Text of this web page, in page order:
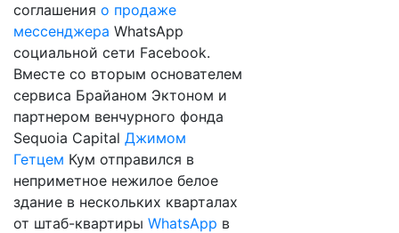
соглашения о продаже
мессенджера WhatsApp
социальной сети Facebook.
Вместе со вторым основателем
сервиса Брайаном Эктоном и
партнером венчурного фонда
Sequoia Capital Джимом
Гетцем Кум отправился в
неприметное нежилое белое
здание в нескольких кварталах
от штаб-квартиры WhatsApp в